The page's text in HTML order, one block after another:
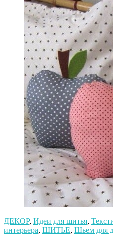
ДЕКОР, Идеи для шитья,
интерьера, ШИТЬЕ, Шьем для